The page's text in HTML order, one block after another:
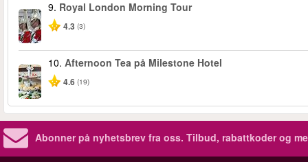
9. Royal London Morning Tour
4.3 (3)
10. Afternoon Tea på Milestone Hotel
4.6 (19)
Abonner på nyhetsbrev fra oss. Tilbud, rabattkoder og